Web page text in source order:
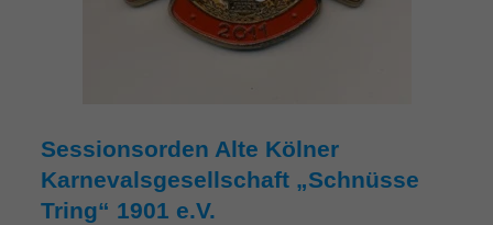
Sessionsorden Alte Kölner
Karnevalsgesellschaft „Schnüsse
Tring“ 1901 e.V.